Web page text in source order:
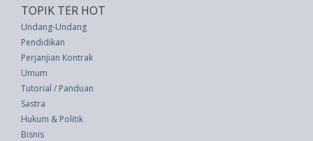
TOPIK TER HOT
Undang-Undang
Pendidikan
Perjanjian Kontrak
Umum
Tutorial / Panduan
Sastra
Hukum & Politik
Bisnis